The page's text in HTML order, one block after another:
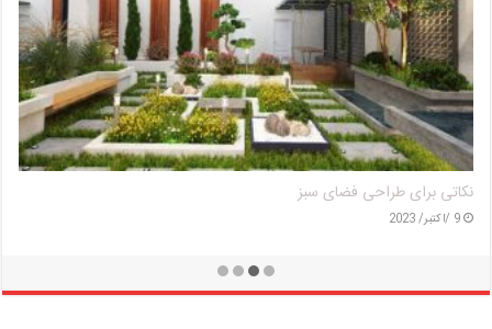
موارد مهم در محوطه سازی
9 /اکتبر/ 2023